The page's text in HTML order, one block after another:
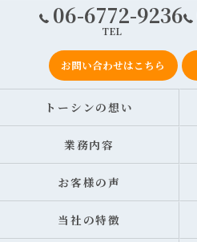
06-6772-9236
TEL
お問い合わせはこちら
トーシンの想い
業務内容
お客様の声
当社の特徴